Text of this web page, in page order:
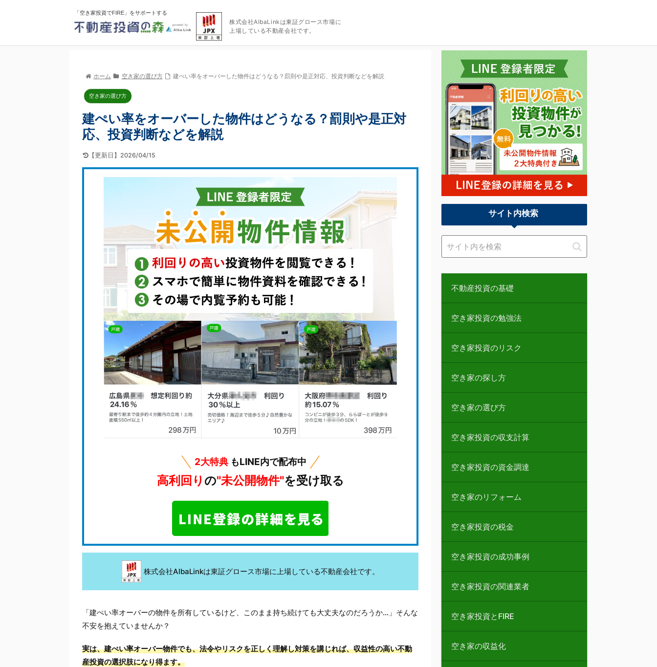
「空き家投資でFIRE」をサポートする
株式会社AlbaLinkは東証グロース市場に
上場している不動産会社です。
ホーム 空き家の選び方 建ぺい率をオーバーした物件はどうなる？罰則や是正対応、投資判断などを解説
空き家の選び方
建ぺい率をオーバーした物件はどうなる？罰則や是正対
応、投資判断などを解説
【更新日】2026/04/15
2大特典もLINE内で配布中
高利回り の"未公開物件"を受け取る
株式会社AlbaLinkは東証グロース市場に上場している不動産会社です。
「建ぺい率オーバーの物件を所有しているけど、このまま持ち続けても大丈夫なのだろうか…」そんな
不安を抱えていませんか？
実は、建ぺい率オーバー物件でも、法令やリスクを正しく理解し対策を講じれば、収益性の高い不動
産投資の選択肢になり得ます。
サイト内検索
不動産投資の基礎
空き家投資の勉強法
空き家投資のリスク
空き家の探し方
空き家の選び方
空き家投資の収支計算
空き家投資の資金調達
空き家のリフォーム
空き家投資の税金
空き家投資の成功事例
空き家投資の関連業者
空き家投資とFIRE
空き家の収益化